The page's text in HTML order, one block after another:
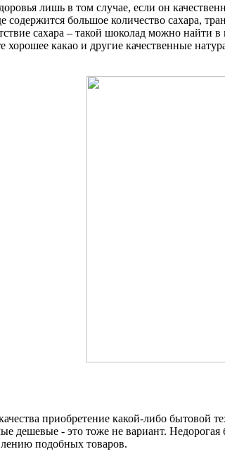
лишь в том случае, если он
большое количество сахара,
сахара – такой шоколад можно
хорошее какао и другие качественные
приобретение какой-либо бытовой
дешевые - это тоже не вариант.
подобных товаров.